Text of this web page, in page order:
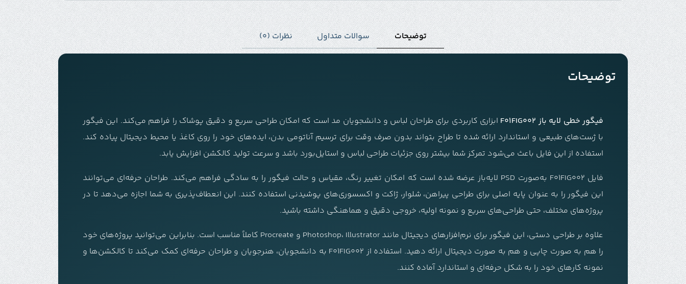
توضیحات سوالات متداول نظرات (0)
توضیحات
فیگور خطی لایه باز F01FIG002
ابزاری کاربردی برای طراحان لباس و دانشجویان مد است که امکان طراحی سریع و دقیق پوشاک را فراهم می‌کند. این فیگور
با ژست‌های طبیعی و استاندارد ارائه شده تا طراح بتواند بدون صرف وقت برای ترسیم آناتومی بدن، ایده‌های خود را روی کاغذ یا محیط دیجیتال پیاده کند.
استفاده از این فایل باعث می‌شود تمرکز شما بیشتر روی جزئیات طراحی لباس و استایل‌بورد باشد و سرعت تولید کالکشن افزایش یابد.
فایل F01FIG002 به‌صورت PSD لایه‌باز عرضه شده است که امکان تغییر رنگ، مقیاس و حالت فیگور را به سادگی فراهم می‌کند. طراحان حرفه‌ای می‌توانند
این فیگور را به عنوان پایه اصلی برای طراحی پیراهن، شلوار، ژاکت و اکسسوری‌های پوشیدنی استفاده کنند. این انعطاف‌پذیری به شما اجازه می‌دهد تا در
پروژه‌های مختلف، حتی طراحی‌های سریع و نمونه اولیه، خروجی دقیق و هماهنگی داشته باشید.
علاوه بر طراحی دستی، این فیگور برای نرم‌افزارهای دیجیتال مانند Photoshop، Illustrator و Procreate کاملاً مناسب است. بنابراین می‌توانید پروژه‌های خود
را هم به صورت چاپی و هم به صورت دیجیتال ارائه دهید. استفاده از F01FIG002 به دانشجویان، هنرجویان و طراحان حرفه‌ای کمک می‌کند تا کالکشن‌ها و
نمونه کارهای خود را به شکل حرفه‌ای و استاندارد آماده کنند.